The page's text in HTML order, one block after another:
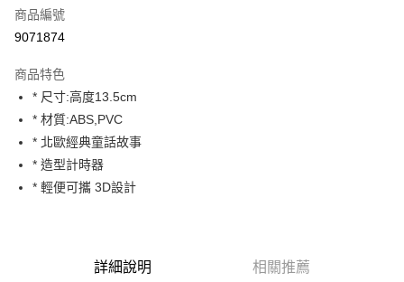
街口支付
Google Pay
全盈+PAY
大哥付你分期
相關說明
【大哥付你分期使用說明】
3.實際核准額度、可分期數及費用金額請依後續交易確認頁面所載為準。
AFTEE先享後付是「在收到商品之後才付款」的支付方式。 讓您購物簡單
商品編號
9071874
商品特色
* 尺寸:高度13.5cm
* 材質:ABS,PVC
* 北歐經典童話故事
* 造型計時器
* 輕便可攜 3D設計
詳細說明 相關推薦